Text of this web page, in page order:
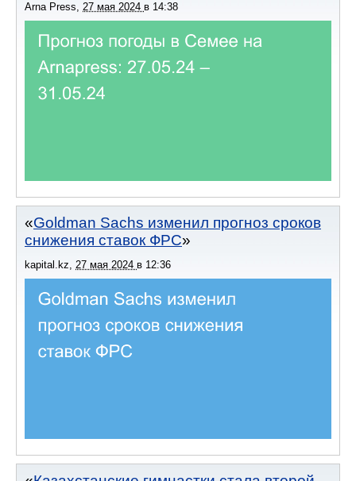
Arna Press, 27 мая 2024 в 14:38
Goldman Sachs изменил прогноз сроков
снижения ставок ФРС
kapital.kz 27 мая 2024 в 12:36